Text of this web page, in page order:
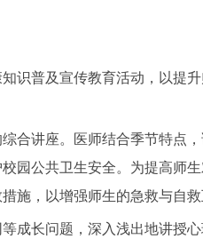
普及宣传教育活动，以提
讲座。医师结合季节特点，
园公共卫生安全。为提高师
施，以增强师生的急救与自救
长问题，深入浅出地讲授